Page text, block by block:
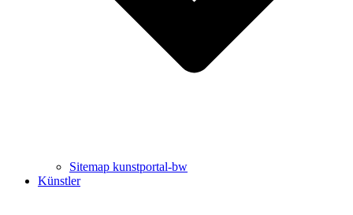
Sitemap kunstportal-bw
Künstler